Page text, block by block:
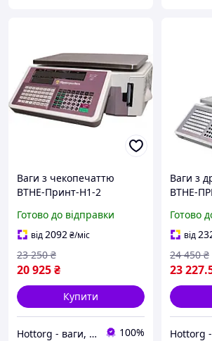
Ваги з чекопечаттю
ВТНЕ-Принт-Н1-2
Готово до відправки
від2092₴/міс
20 925₴
23 250 ₴
Купити
Hottorg - ваги, торгове, ресторанне, складське обладнання 100%
Ваги з
ВТНЕ-
Готово
від
23 227
24 450 ₴